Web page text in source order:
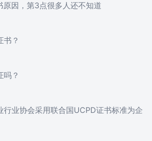
原因，第3点很多人还不知道
书？
吗？
行业协会采用联合国UCPD证书标准为企